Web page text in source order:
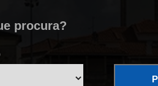
procura?